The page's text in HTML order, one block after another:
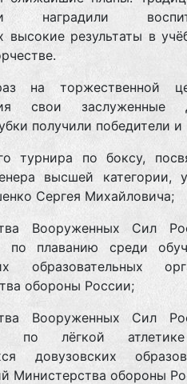
наградили
высокие результаты в
на торжественной
свои заслуженные
получили победители и
турнира по боксу,
высшей категории,
Сергея Михайловича;
Вооруженных Сил
по плаванию среди
образовательных
обороны России;
Вооруженных Сил
по лёгкой
довузовских
Министерства обороны